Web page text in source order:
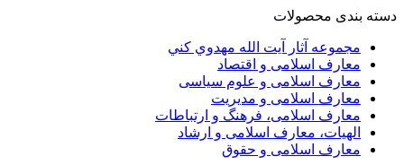
دسته بندی محصولات
مجموعه آثار آيت الله مهدوي كني
معارف اسلامی و اقتصاد
معارف اسلامی و علوم سیاسی
معارف اسلامی و مدیریت
معارف اسلامی، فرهنگ و ارتباطات
الهیات، معارف اسلامی و ارشاد
معارف اسلامی و حقوق